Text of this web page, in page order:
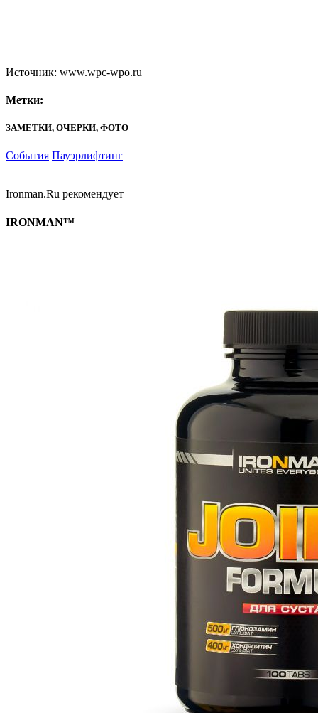
Источник: www.wpc-wpo.ru
Метки:
ЗАМЕТКИ, ОЧЕРКИ, ФОТО
События Пауэрлифтинг
Ironman.Ru рекомендует
IRONMAN™